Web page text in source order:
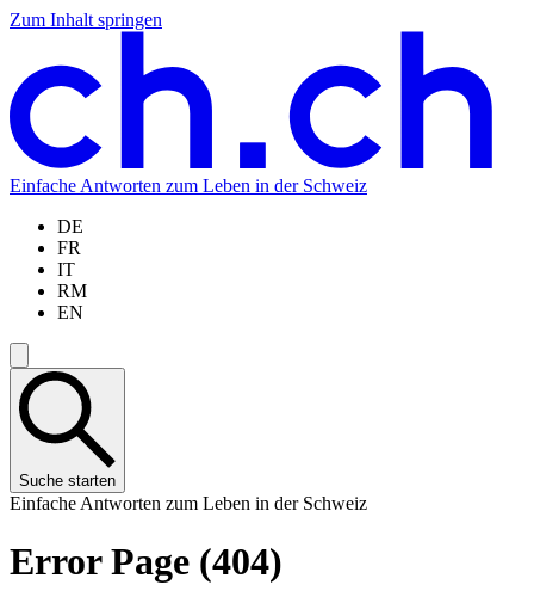
Zum Inhalt springen
Zum
springen
Zur
springen
Zur
springen
Zur
springen
Einfache Antworten zum Leben in der Schweiz
DE
FR
IT
RM
EN
Suche starten
Einfache Antworten zum Leben in der Schweiz
Error Page (404)